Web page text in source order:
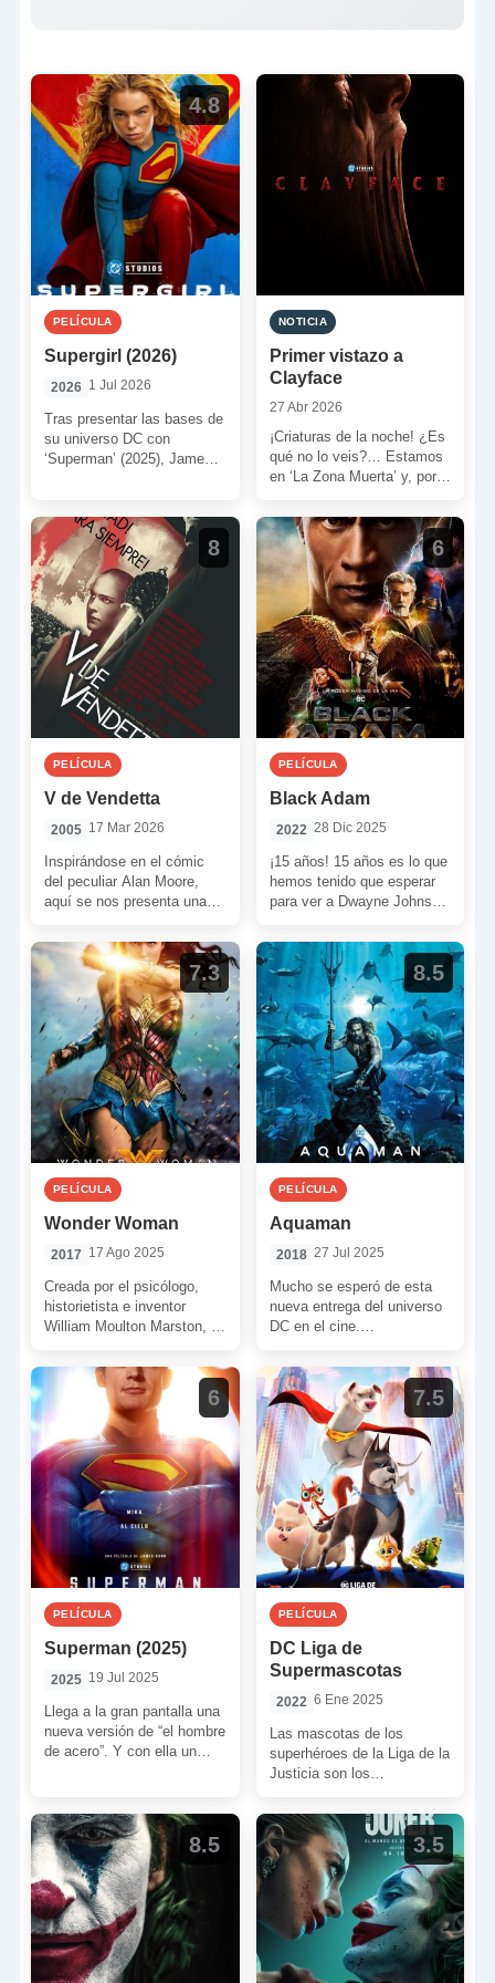
4.8
PELÍCULA
Supergirl (2026)
2026 1 Jul 2026
Tras presentar las bases de
su universo DC con
‘Superman’ (2025), James
NOTICIA
Primer vistazo a
Clayface
27 Abr 2026
¡Criaturas de la noche! ¿Es
qué no lo veis?… Estamos
en ‘La Zona Muerta’ y, por
[…]
8
PELÍCULA
V de Vendetta
2005 17 Mar 2026
Inspirándose en el cómic
del peculiar Alan Moore,
aquí se nos presenta una
producción de las […]
6
PELÍCULA
Black Adam
2022 28 Dic 2025
¡15 años! 15 años es lo que
hemos tenido que esperar
para ver a Dwayne Johnson
7.3
PELÍCULA
Wonder Woman
2017 17 Ago 2025
Creada por el psicólogo,
historietista e inventor
William Moulton Marston, y
primera vez en 1941 en las
8.5
PELÍCULA
Aquaman
2018 27 Jul 2025
Mucho se esperó de esta
nueva entrega del universo
DC en el cine.
implicaba llevar a […]
6
PELÍCULA
Superman (2025)
2025 19 Jul 2025
Llega a la gran pantalla una
nueva versión de “el hombre
de acero”. Y con ella un
7.5
PELÍCULA
DC Liga de
Supermascotas
2022 6 Ene 2025
Las mascotas de los
superhéroes de la Liga de la
Justicia son los
aventura. Pese a las […]
8.5 3.5